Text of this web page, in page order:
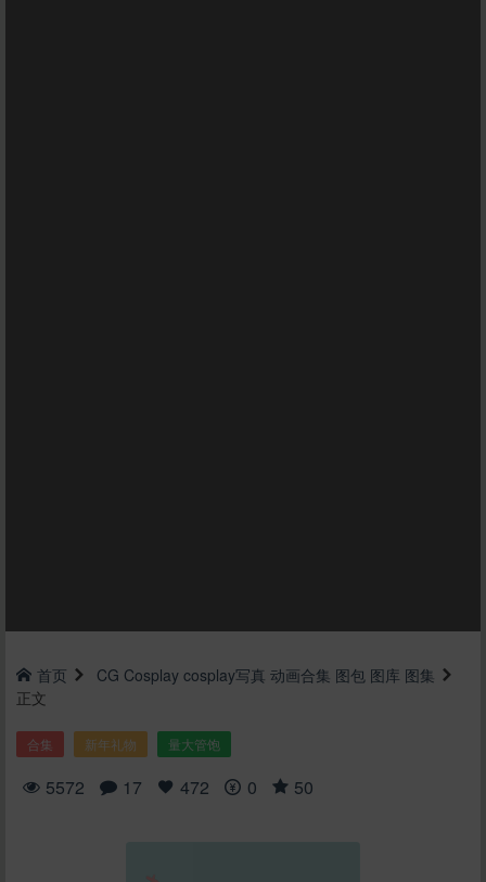
首页 CG Cosplay cosplay写真 动画合集 图包 图库 图集
正文
合集 新年礼物 量大管饱
5572 17 472 0 50